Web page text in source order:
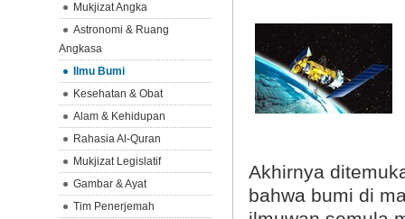
Akhirnya
bahwa bumi di
Mukjizat Angka
Astronomi & Ruang
Angkasa
Ilmu Bumi
Kesehatan & Obat
Alam & Kehidupan
Rahasia Al-Quran
Mukjizat Legislatif
Gambar & Ayat
Tim Penerjemah